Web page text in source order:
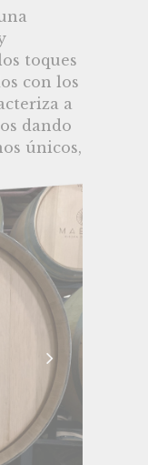
toques
con los
a
dando
únicos,